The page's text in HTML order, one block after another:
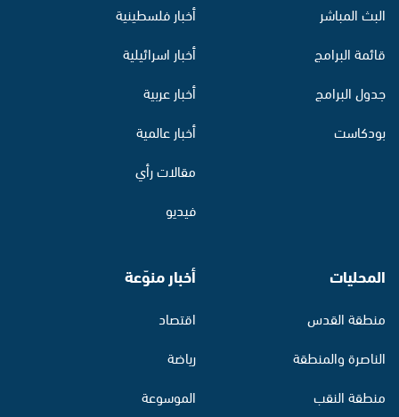
البث المباشر
قائمة البرامج
جدول البرامج
بودكاست
أخبار فلسطينية
أخبار اسرائيلية
أخبار عربية
أخبار عالمية
مقالات رأي
فيديو
المحليات
منطقة القدس
الناصرة والمنطقة
منطقة النقب
أخبار منوّعة
اقتصاد
رياضة
الموسوعة